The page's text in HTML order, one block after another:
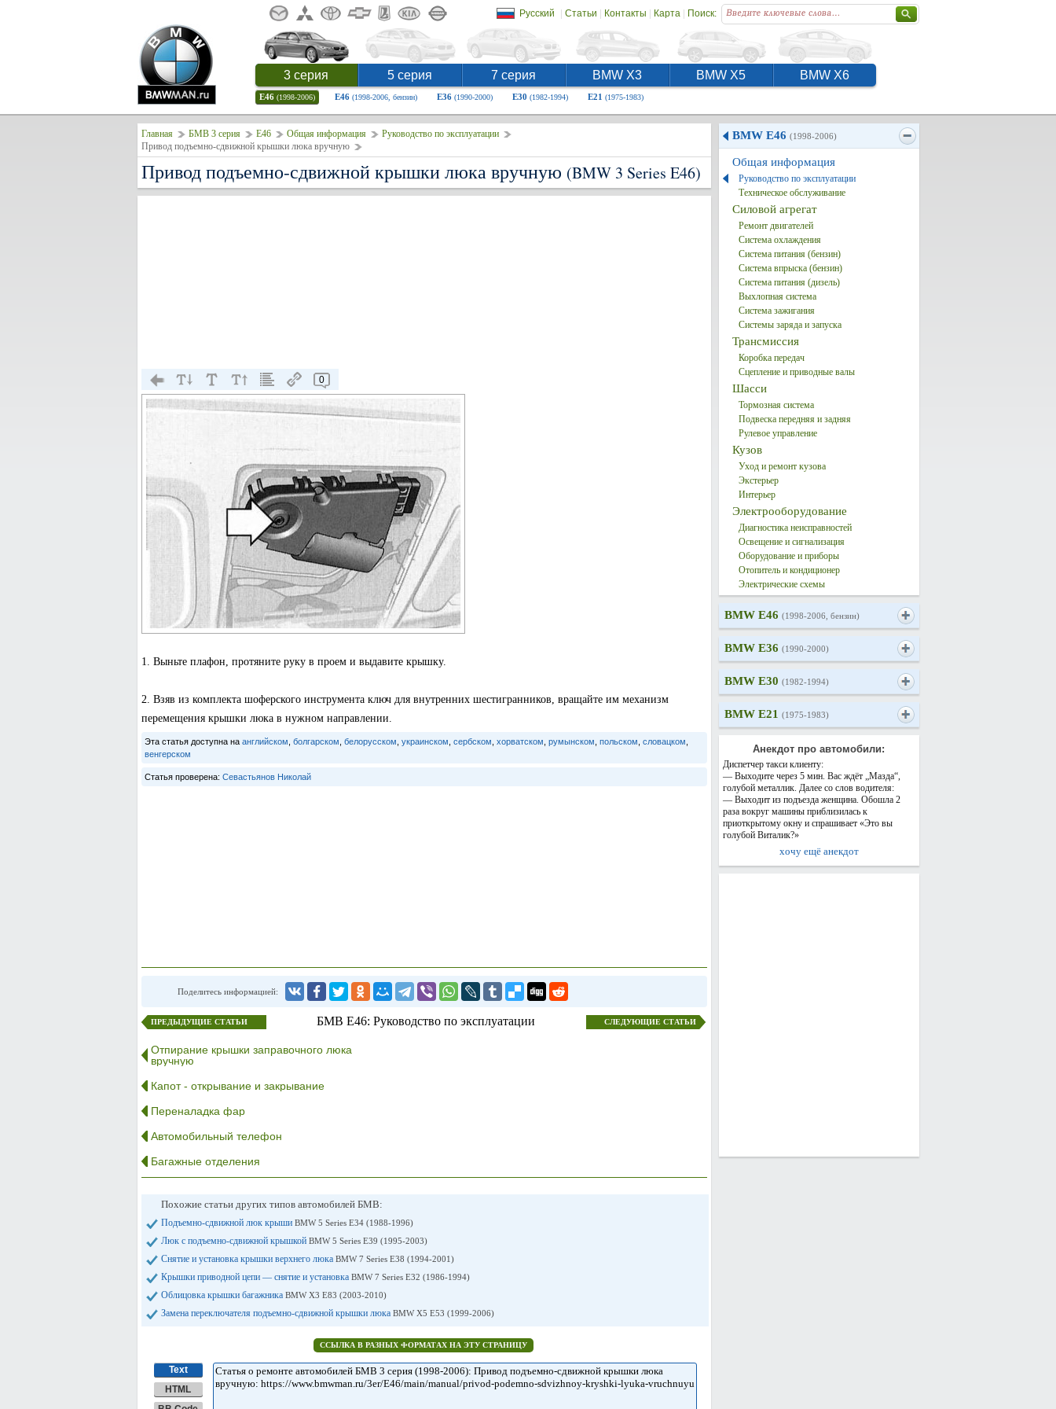
Русский | Статьи | Контакты | Карта| Поиск:
3 серия 5 серия 7 серия BMW X3 BMW X5 BMW X6
E46 (1998-2006) E46 (1998-2006, бензин) E36 (1990-2000) E30 (1982-1994) E21 (1975-1983)
Главная БМВ 3 серия E46 Общая информация
Руководство по эксплуатации
Привод подъемно-сдвижной крышки люка вручную
Привод подъемно-сдвижной крышки люка вручную (BMW 3 Series E46)
0
1. Выньте плафон, протяните руку в проем и выдавите крышку.
2. Взяв из комплекта шоферского инструмента ключ для внутренних шестигранников, вращайте им механизм
перемещения крышки люка в нужном направлении.
Эта статья доступна на английском болгарском белорусском украинском сербском хорватском румынском польском словацком
венгерском
Статья проверена: Севастьянов Николай
Поделитесь информацией:
ПРЕДЫДУЩИЕ СТАТЬИ БМВ E46: Руководство по эксплуатации СЛЕДУЮЩИЕ СТАТЬИ
Отпирание крышки заправочного люка
вручную
Капот - открывание и закрывание
Переналадка фар
Автомобильный телефон
Багажные отделения
Похожие статьи других типов автомобилей БМВ:
Подъемно-сдвижной люк крыши BMW 5 Series E34 (1988-1996)
Люк с подъемно-сдвижной крышкой BMW 5 Series E39 (1995-2003)
Снятие и установка крышки верхнего люка BMW 7 Series E38 (1994-2001)
Крышки приводной цепи — снятие и установка BMW 7 Series E32 (1986-1994)
Облицовка крышки багажника BMW X3 E83 (2003-2010)
Замена переключателя подъемно-сдвижной крышки люка BMW X5 E53 (1999-2006)
ССЫЛКА В РАЗНЫХ ФОРМАТАХ НА ЭТУ СТРАНИЦУ
Text
HTML
BMW E46 (1998-2006)
Общая информация
Руководство по эксплуатации
Техническое обслуживание
Силовой агрегат
Ремонт двигателей
Система охлаждения
Система питания (бензин)
Система впрыска (бензин)
Система питания (дизель)
Выхлопная система
Система зажигания
Системы заряда и запуска
Трансмиссия
Коробка передач
Сцепление и приводные валы
Шасси
Тормозная система
Подвеска передняя и задняя
Рулевое управление
Кузов
Уход и ремонт кузова
Экстерьер
Интерьер
Электрооборудование
Диагностика неисправностей
Освещение и сигнализация
Оборудование и приборы
Отопитель и кондиционер
Электрические схемы
BMW E46 (1998-2006, бензин)
BMW E36 (1990-2000)
BMW E30 (1982-1994)
BMW E21 (1975-1983)
Анекдот про автомобили:
Диспетчер такси клиенту:
— Выходите через 5 мин. Вас ждёт „Мазда“,
голубой металлик. Далее со слов водителя:
— Выходит из подъезда женщина. Обошла 2
раза вокруг машины приблизилась к
приоткрытому окну и спрашивает «Это вы
голубой Виталик?»
хочу ещё анекдот